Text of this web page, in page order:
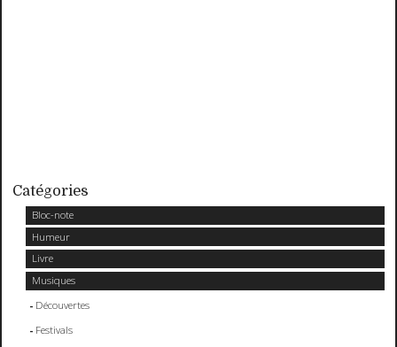
Catégories
Bloc-note
Humeur
Livre
Musiques
Découvertes
Festivals